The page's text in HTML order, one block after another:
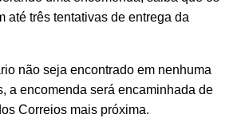
até três tentativas de entrega da
não seja encontrado em nenhuma
a encomenda será encaminhada de
Correios mais próxima.